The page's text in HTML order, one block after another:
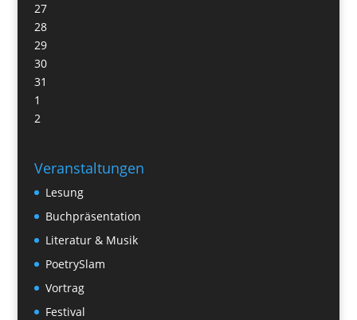
27
28
29
30
31
1
2
Veranstaltungen
Lesung
Buchpräsentation
Literatur & Musik
PoetrySlam
Vortrag
Festival